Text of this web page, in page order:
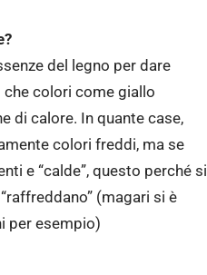
del legno per dare
colori come giallo
di calore. In quante case,
colori freddi, ma se
e “calde”, questo perché si
(magari si è
per esempio)